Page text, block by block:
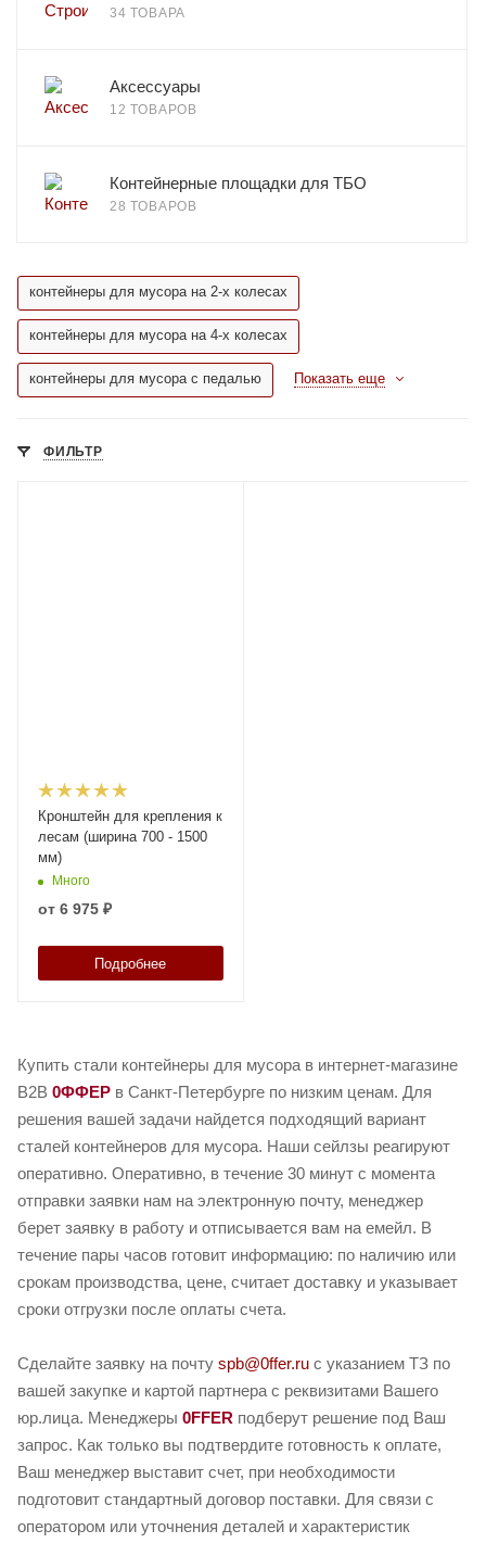
34 ТОВАРА
Аксессуары
12 ТОВАРОВ
Контейнерные площадки для ТБО
28 ТОВАРОВ
контейнеры для мусора на 2-х колесах
контейнеры для мусора на 4-х колесах
контейнеры для мусора с педалью Показать еще
ФИЛЬТР
Кронштейн для крепления к
лесам (ширина 700 - 1500
мм)
Много
от 6 975 ₽
Подробнее
Купить стали контейнеры для мусора в интернет-магазине
B2B 0ФФЕР в Санкт-Петербурге по низким ценам. Для
решения вашей задачи найдется подходящий вариант
сталей контейнеров для мусора. Наши сейлзы реагируют
оперативно. Оперативно, в течение 30 минут с момента
отправки заявки нам на электронную почту, менеджер
берет заявку в работу и отписывается вам на емейл. В
течение пары часов готовит информацию: по наличию или
срокам производства, цене, считает доставку и указывает
сроки отгрузки после оплаты счета.
Сделайте заявку на почту spb@0ffer.ru с указанием ТЗ по
вашей закупке и картой партнера с реквизитами Вашего
юр.лица. Менеджеры 0FFER подберут решение под Ваш
запрос. Как только вы подтвердите готовность к оплате,
Ваш менеджер выставит счет, при необходимости
подготовит стандартный договор поставки. Для связи с
оператором или уточнения деталей и характеристик